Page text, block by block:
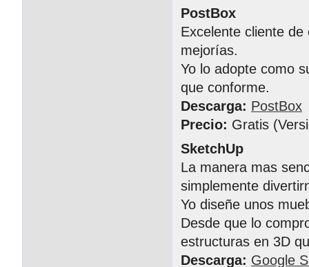
PostBox
Excelente cliente
mejorías.
Yo lo adopte como
que conforme.
Descarga: PostBox
Precio: Gratis
SketchUp
La manera mas
simplemente
Yo diseñe unos
Desde que lo
estructuras en 3D
Descarga: Google